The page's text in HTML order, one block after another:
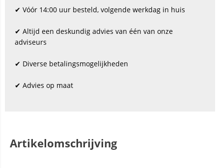
✔ Vóór 14:00 uur besteld, volgende werkdag in huis
✔ Altijd een deskundig advies van één van onze
adviseurs
✔ Diverse betalingsmogelijkheden
✔ Advies op maat
Artikelomschrijving